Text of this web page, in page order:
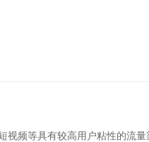
频等具有较高用户粘性的流